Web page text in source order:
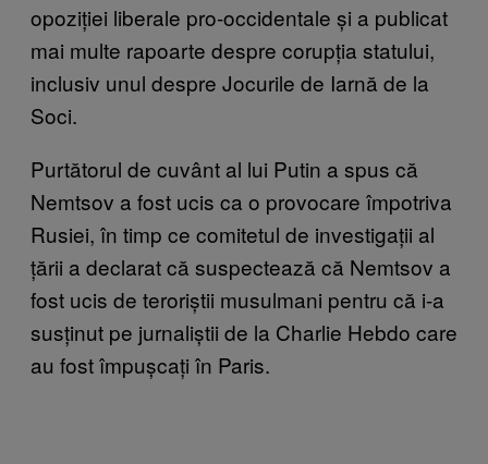
opoziției liberale pro-occidentale și a publicat
mai multe rapoarte despre corupția statului,
inclusiv unul despre Jocurile de Iarnă de la
Soci.
Purtătorul de cuvânt al lui Putin a spus că
Nemtsov a fost ucis ca o provocare împotriva
Rusiei, în timp ce comitetul de investigații al
țării a declarat că suspectează că Nemtsov a
fost ucis de teroriștii musulmani pentru că i-a
susținut pe jurnaliștii de la Charlie Hebdo care
au fost împușcați în Paris.